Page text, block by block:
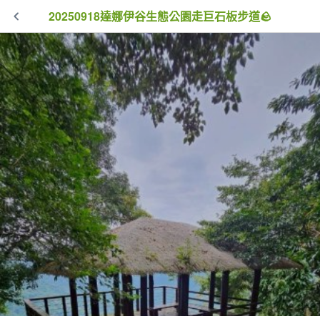
20250918達娜伊谷生態公園走巨石板步道🪨